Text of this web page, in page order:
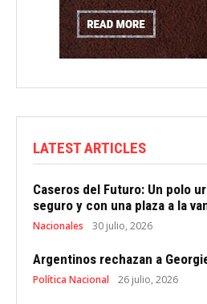
LATEST ARTICLES
Caseros del Futuro: Un polo
seguro y con una plaza a la
Nacionales 30 julio, 2026
Argentinos rechazan a
Política Nacional 26 julio, 2026